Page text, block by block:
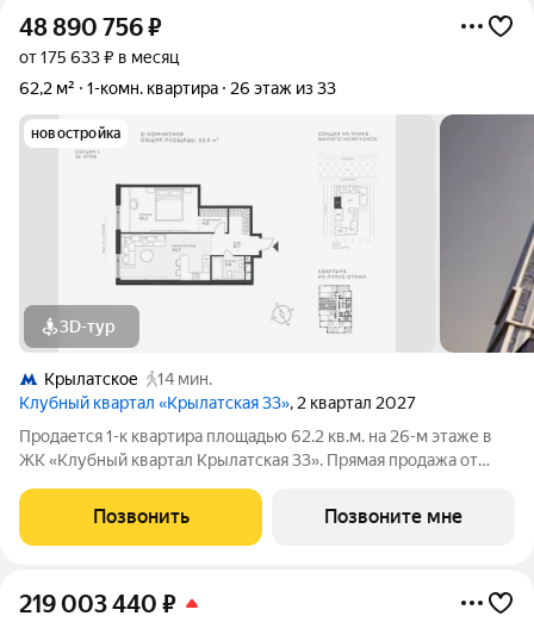
48 890 756₽
от 175 633 ₽ в месяц
62,2 м²
1-комн. квартира 26 этаж из 33
новостройка
3D-тур
Крылатское
14 мин.
Клубный квартал «Крылатская 33», 2 квартал 2027
Продается 1-к квартира площадью 62.2 кв.м. на 26-м этаже в
ЖК «Клубный квартал Крылатская 33». Прямая продажа от
западе Москвы от специализированного застройщика
«Сияние». Комплекс расположен
Позвонить Позвоните мне
219 003 440 ₽